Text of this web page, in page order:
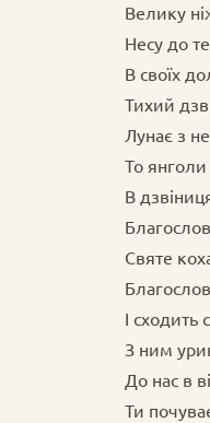
Велику
Несу до
В своїх
Тихий
Лунає з
То
В
Святе
І сходить
З ним
До нас в
Ти